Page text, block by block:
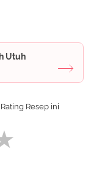
Utuh
Resep ini